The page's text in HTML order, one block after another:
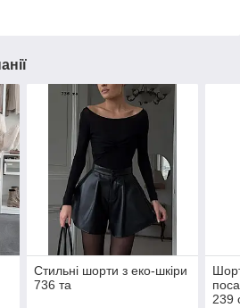
Стильні шорти з еко-шкіри
736 та
239